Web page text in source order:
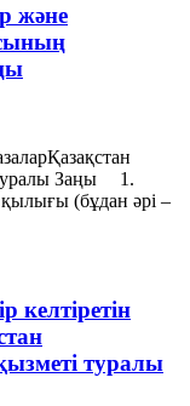
және
туралы Заңы 1.
қылығы (бұдан әрі –
келтiретін
туралы